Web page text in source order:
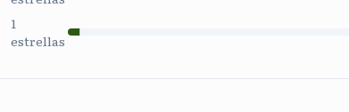
1
estrellas